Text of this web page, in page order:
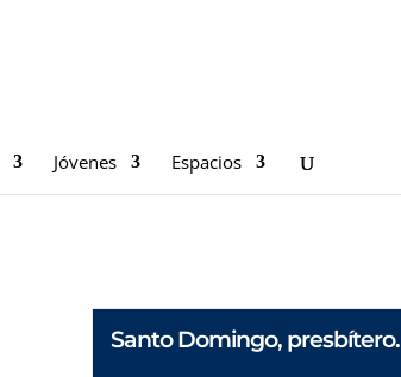
Jóvenes Espacios
Santo Domingo, presbítero.